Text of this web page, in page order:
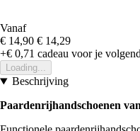
Vanaf
€ 14,90 € 14,29
+€ 0,71 cadeau voor je
Loading...
Beschrijving
Paardenrijhandschoenen